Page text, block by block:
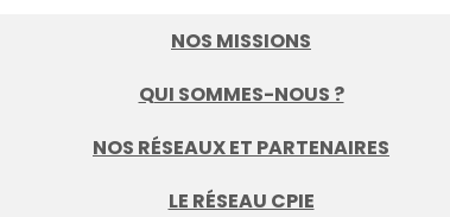
NOS MISSIONS
QUI SOMMES-NOUS ?
NOS RÉSEAUX ET PARTENAIRES
LE RÉSEAU CPIE